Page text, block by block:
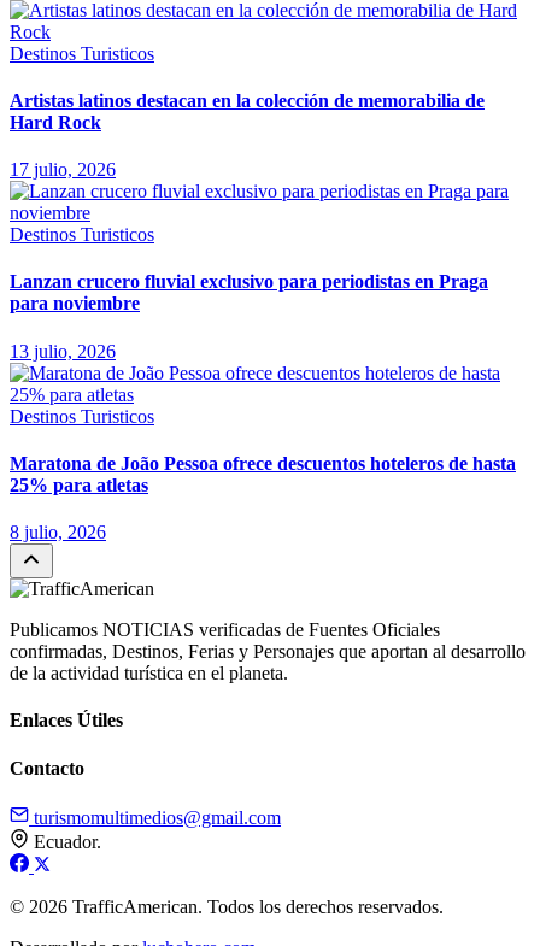
Destinos Turisticos
Artistas latinos destacan en la colección de memorabilia de
Hard Rock
17 julio, 2026
Destinos Turisticos
Lanzan crucero fluvial exclusivo para periodistas en Praga
para noviembre
13 julio, 2026
Destinos Turisticos
Maratona de João Pessoa ofrece descuentos hoteleros de hasta
25% para atletas
8 julio, 2026
Publicamos NOTICIAS verificadas de Fuentes Oficiales
confirmadas, Destinos, Ferias y Personajes que aportan al desarrollo
de la actividad turística en el planeta.
Enlaces Útiles
Contacto
turismomultimedios@gmail.com
Ecuador.
© 2026 TrafficAmerican. Todos los derechos reservados.